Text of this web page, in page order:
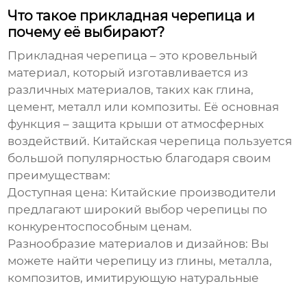
Что такое прикладная черепица и
почему её выбирают?
Прикладная черепица – это кровельный
материал, который изготавливается из
различных материалов, таких как глина,
цемент, металл или композиты. Её основная
функция – защита крыши от атмосферных
воздействий. Китайская черепица пользуется
большой популярностью благодаря своим
преимуществам:
Доступная цена: Китайские производители
предлагают широкий выбор черепицы по
конкурентоспособным ценам.
Разнообразие материалов и дизайнов: Вы
можете найти черепицу из глины, металла,
композитов, имитирующую натуральные